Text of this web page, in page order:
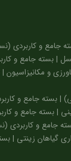
و کاربردی (نسخه
بسته جامع و
و مکانیزاسیون
جامع و کاربردی
جامع و کاربردی
و کاربردی (نسخه
زینتی | بسته